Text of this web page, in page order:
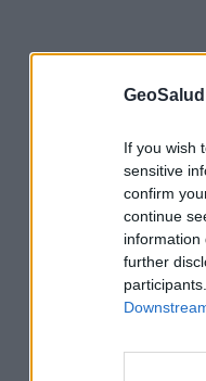
If you wish
sensitive
confirm
continue
information
further